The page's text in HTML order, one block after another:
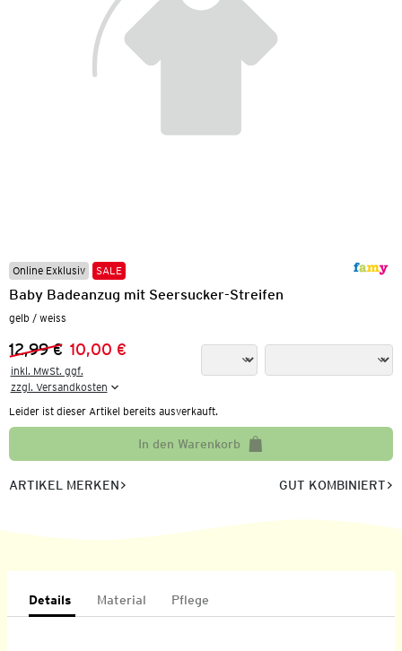
Online Exklusiv SALE
Baby Badeanzug mit Seersucker-Streifen
gelb / weiss
Vorheriger Preis:
12,99 €
Neuer Preis:
10,00 €
inkl. MwSt. ggf.
zzgl. Versandkosten
Leider ist dieser Artikel bereits ausverkauft.
In den Warenkorb
ARTIKEL MERKEN GUT KOMBINIERT
Details Material Pflege